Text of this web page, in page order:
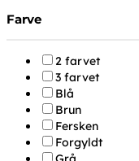
Farve
2 farvet
3 farvet
Blå
Brun
Fersken
Forgyldt